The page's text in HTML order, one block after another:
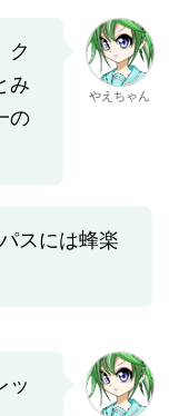
ク
み
の
やえちゃん
スには蜂楽
ッ